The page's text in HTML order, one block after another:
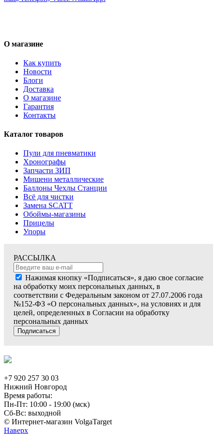
О магазине
Как купить
Новости
Блоги
Доставка
О магазине
Гарантия
Контакты
Каталог товаров
Пули для пневматики
Хронографы
Запчасти ЗИП
Мишени металлические
Баллоны Чехлы Станции
Всё для чистки
Замена SCATT
Обоймы-магазины
Прицелы
Упоры
РАССЫЛКА
Нажимая кнопку «Подписаться», я даю свое согласие
на обработку моих персональных данных, в
соответствии с Федеральным законом от 27.07.2006 года
№152-ФЗ «О персональных данных», на условиях и для
целей, определенных в Согласии на обработку
персональных данных
Подписаться
+7 920 257 30 03
Нижний Новгород
Время работы:
Пн-Пт: 10:00 - 19:00 (мск)
Сб-Вс: выходной
© Интернет-магазин VolgaTarget
Наверх